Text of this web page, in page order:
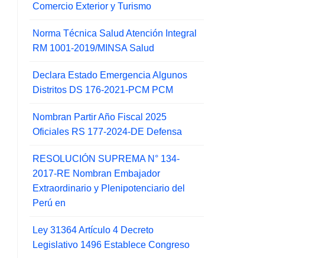
Comercio Exterior y Turismo
Norma Técnica Salud Atención Integral
RM 1001-2019/MINSA Salud
Declara Estado Emergencia Algunos
Distritos DS 176-2021-PCM PCM
Nombran Partir Año Fiscal 2025
Oficiales RS 177-2024-DE Defensa
RESOLUCIÓN SUPREMA N° 134-
2017-RE Nombran Embajador
Extraordinario y Plenipotenciario del
Perú en
Ley 31364 Artículo 4 Decreto
Legislativo 1496 Establece Congreso